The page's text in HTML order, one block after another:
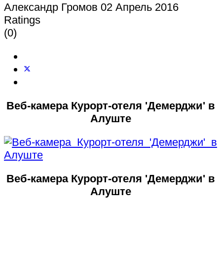
Александр Громов 02 Апрель 2016
Ratings
(0)
Веб-камера Курорт-отеля 'Демерджи' в
Алуште
Веб-камера Курорт-отеля 'Демерджи' в
Алуште